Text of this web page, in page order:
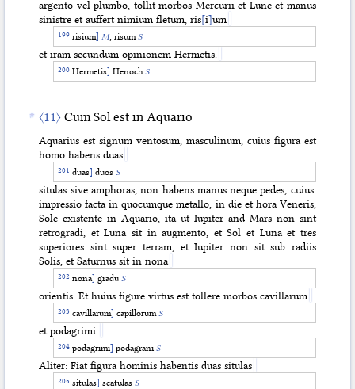
argento vel plumbo, tollit morbos Mercurii et Lune et manus
sinistre et auffert nimium fletum, ris[i]um
risium] M; risumS
et iram secundum opinionem Hermetis.
Hermetis] HenochS
〈11〉 Cum Sol est in Aquario
Aquarius est signum ventosum, masculinum, cuius figura est
homo habens duas
duas] duos S
situlas sive amphoras, non habens manus neque pedes, cuius
impressio facta in quocumque metallo, in die et hora Veneris,
Sole existente in Aquario, ita ut Iupiter and Mars non sint
retrogradi, et Luna sit in augmento, et Sol et Luna et tres
superiores sint super terram, et Iupiter non sit sub radiis
Solis, et Saturnus sit in nona
nona] graduS
orientis. Et huius figure virtus est tollere morbos cavillarum
cavillarum] capillorum S
et podagrimi.
podagrimi] podagrani S
Aliter: Fiat figura hominis habentis duas situlas
situlas] scatulas S